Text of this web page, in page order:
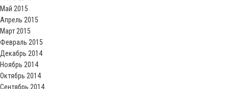
Май 2015
Апрель 2015
Март 2015
Февраль 2015
Декабрь 2014
Ноябрь 2014
Октябрь 2014
Сентябрь 2014